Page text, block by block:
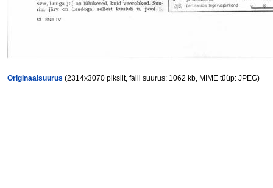
Originaalsuurus (2314x3070 pikslit, faili suurus: 1062 kb, MIME tüüp: JPEG)